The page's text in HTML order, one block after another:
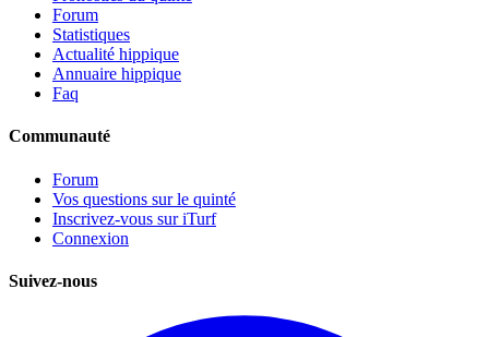
Forum
Statistiques
Actualité hippique
Annuaire hippique
Faq
Communauté
Forum
Vos questions sur le quinté
Inscrivez-vous sur iTurf
Connexion
Suivez-nous